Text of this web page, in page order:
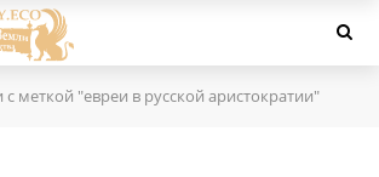
с меткой "евреи в русской аристократии"